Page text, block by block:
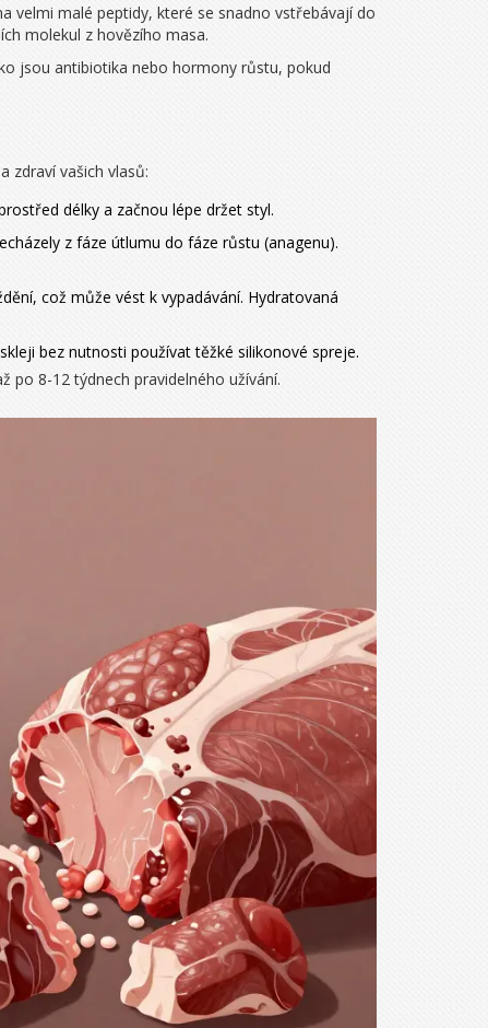
velmi malé peptidy, které se snadno vstřebávají do
molekul z hovězího masa.
jsou antibiotika nebo hormony růstu, pokud
zdraví vašich vlasů:
délky a začnou lépe držet styl.
z fáze útlumu do fáze růstu (anagenu).
což může vést k vypadávání. Hydratovaná
bez nutnosti používat těžké silikonové spreje.
po 8-12 týdnech pravidelného užívání.